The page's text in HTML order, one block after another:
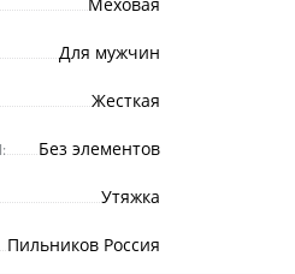
Для мужчин
Жесткая
Без элементов
Утяжка
Пильников Россия